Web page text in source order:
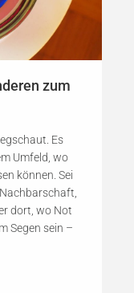
zum
Es
Umfeld, wo
können. Sei
dort, wo Not
Segen sein –